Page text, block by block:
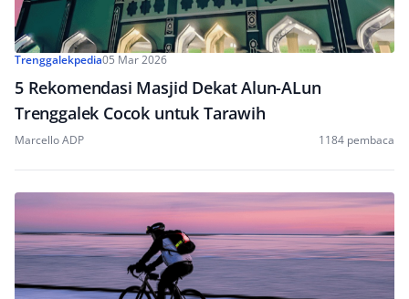
Trenggalekpedia05 Mar 2026
5 Rekomendasi Masjid Dekat Alun-ALun
Trenggalek Cocok untuk Tarawih
Marcello ADP 1184 pembaca